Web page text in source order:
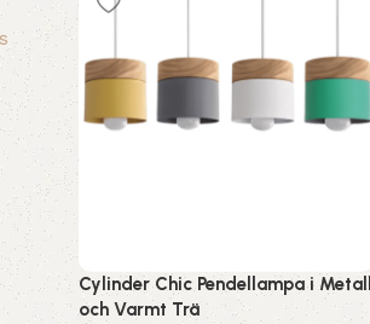
Cylinder Chic Pendellampa i Metall
och Varmt Trä